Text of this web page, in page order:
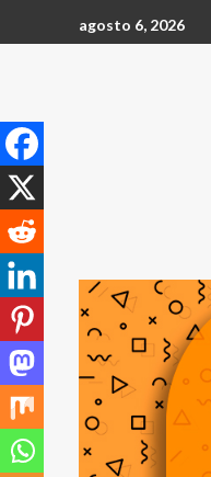
agosto 6, 2026